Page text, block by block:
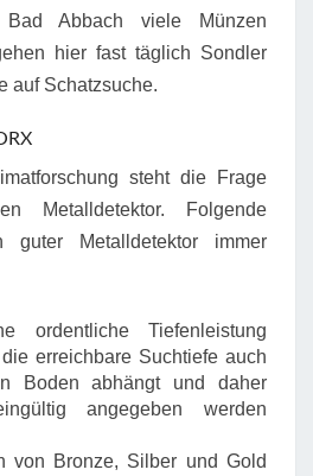
Abbach viele Münzen
hier fast täglich Sondler
auf Schatzsuche.
steht die Frage
Metalldetektor. Folgende
guter Metalldetektor immer
ordentliche Tiefenleistung
erreichbare Suchtiefe auch
Boden abhängt und daher
angegeben werden
von Bronze, Silber und Gold